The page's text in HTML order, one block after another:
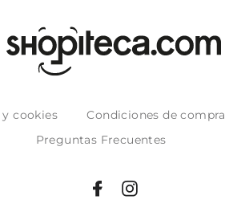
cookies Condiciones de compra
Preguntas Frecuentes